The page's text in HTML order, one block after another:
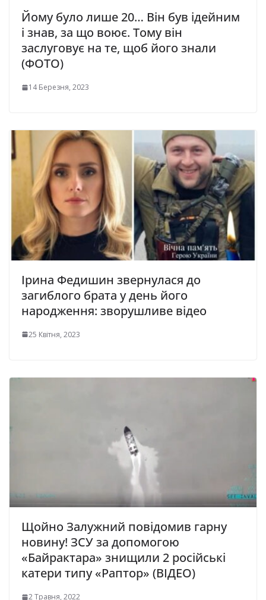
Йому було лише 20… Він був ідейним
і знав, за що вoює. Тому він
заслуговує на те, щоб його знали
(ФОТО)
14 Березня, 2023
Ірина Федишин звернулася до
загиблого брата у день його
народження: зворушливе відео
25 Квітня, 2023
Щойно Залужний повідомив гарну
новину! ЗСУ за допомогою
«Байрактара» знищили 2 російські
катери типу «Раптор» (ВІДЕО)
2 Травня, 2022